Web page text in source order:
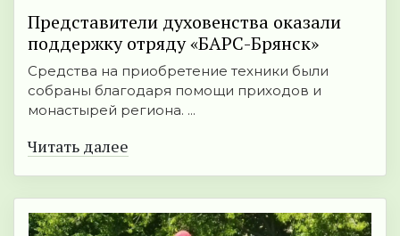
Представители духовенства оказали
поддержку отряду «БАРС-Брянск»
Средства на приобретение техники были
собраны благодаря помощи приходов и
монастырей региона. ...
Читать далее